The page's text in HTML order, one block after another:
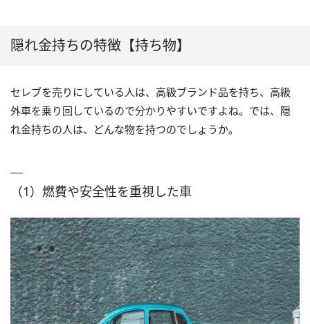
隠れ金持ちの特徴【持ち物】
セレブを売りにしている人は、高級ブランド品を持ち、高級
外車を乗り回しているので分かりやすいですよね。では、隠
れ金持ちの人は、どんな物を持つのでしょうか。
（1）燃費や安全性を重視した車